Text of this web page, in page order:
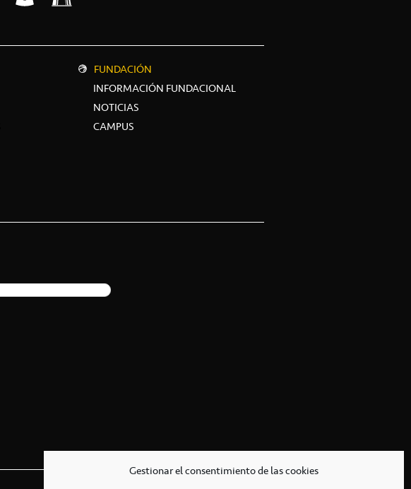
Gestionar el consentimiento de las cookies
FUNDACIÓN
INFORMACIÓN FUNDACIONAL
NOTICIAS
CAMPUS